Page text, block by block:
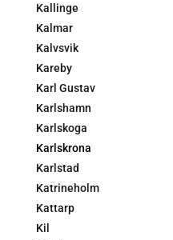
Kallinge
Kalmar
Kalvsvik
Kareby
Karl Gustav
Karlshamn
Karlskoga
Karlskrona
Karlstad
Katrineholm
Kattarp
Kil